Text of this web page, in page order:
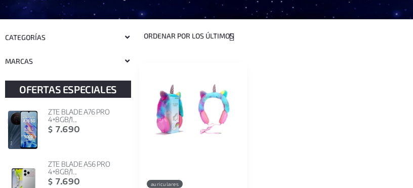
CATEGORÍAS
MARCAS
OFERTAS ESPECIALES
ZTE BLADE A76 PRO
4+8GB/1...
$ 7.690
ZTE BLADE A56 PRO
4+8GB/1...
$ 7.690 auriculares